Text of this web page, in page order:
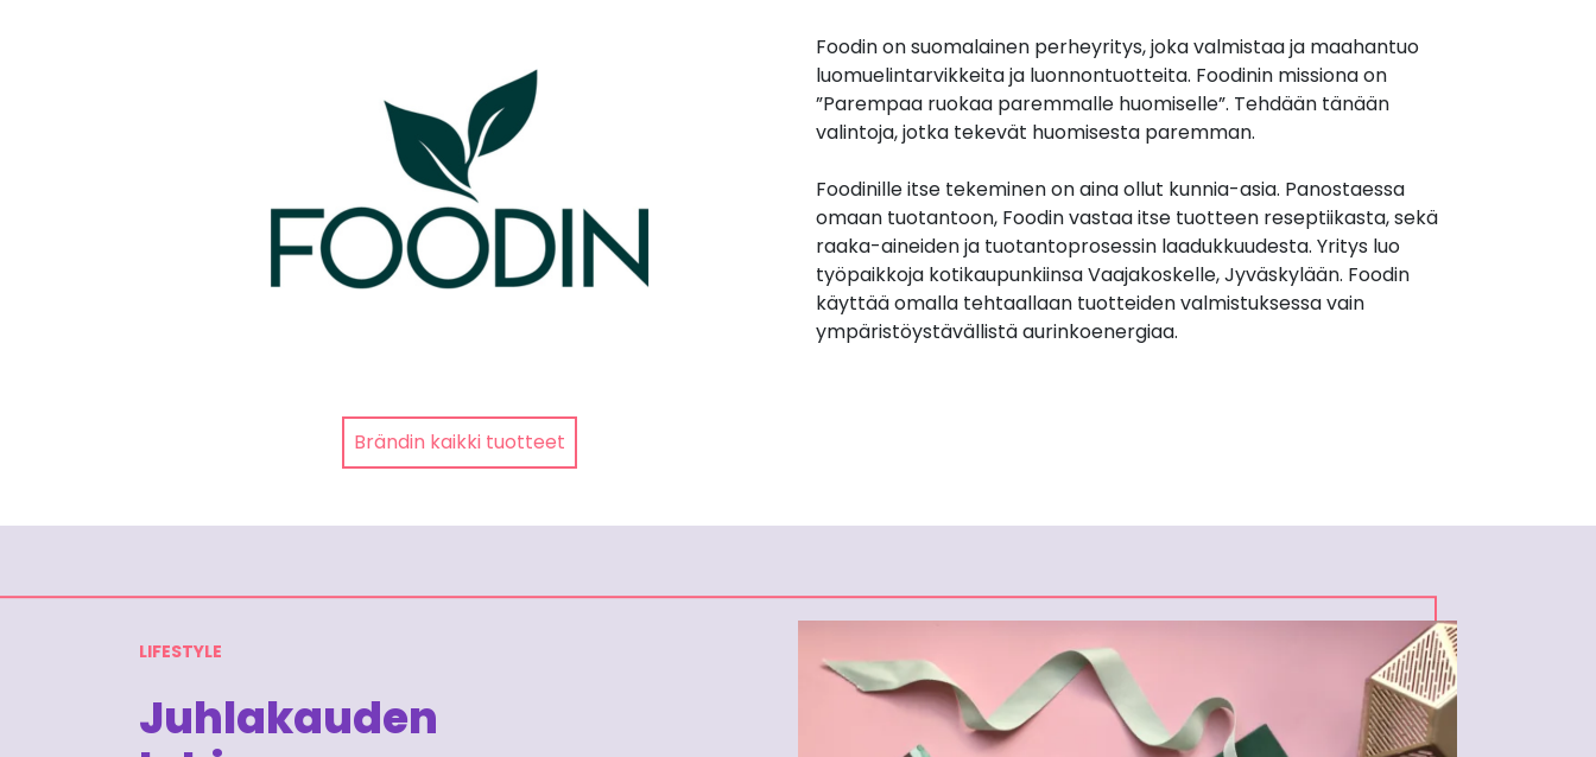
Brändin kaikki tuotteet
Foodin on suomalainen perheyritys, joka valmistaa ja maahantuo
luomuelintarvikkeita ja luonnontuotteita. Foodinin missiona on
”Parempaa ruokaa paremmalle huomiselle”. Tehdään tänään
valintoja, jotka tekevät huomisesta paremman.
Foodinille itse tekeminen on aina ollut kunnia-asia. Panostaessa
omaan tuotantoon, Foodin vastaa itse tuotteen reseptiikasta, sekä
raaka-aineiden ja tuotantoprosessin laadukkuudesta. Yritys luo
työpaikkoja kotikaupunkiinsa Vaajakoskelle, Jyväskylään. Foodin
käyttää omalla tehtaallaan tuotteiden valmistuksessa vain
ympäristöystävällistä aurinkoenergiaa.
LIFESTYLE
Juhlakauden